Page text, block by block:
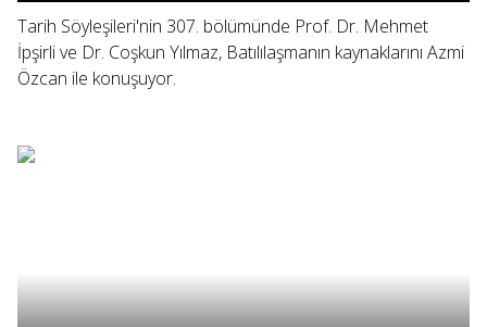
Tarih Söyleşileri'nin 307. bölümünde Prof. Dr. Mehmet
İpşirli ve Dr. Coşkun Yılmaz, Batılılaşmanın kaynaklarını Azmi
Özcan ile konuşuyor.